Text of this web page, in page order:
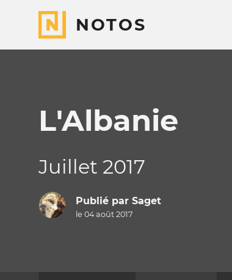
NOTOS
L'Albanie
Juillet 2017
Publié par Saget
le 04 août 2017